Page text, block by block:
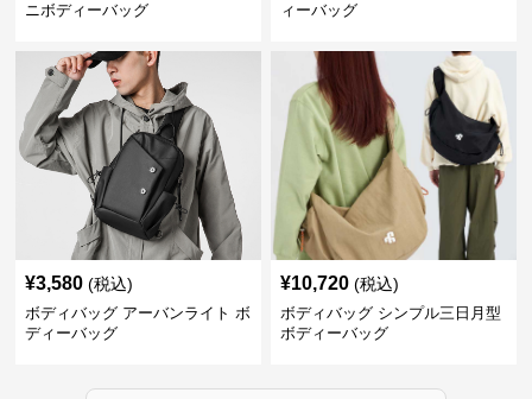
ニボディーバッグ
ィーバッグ
¥3,580 (税込)
ボディバッグ アーバンライト ボ
ディーバッグ
¥10,720 (税込)
ボディバッグ シンプル三日月型
ボディーバッグ